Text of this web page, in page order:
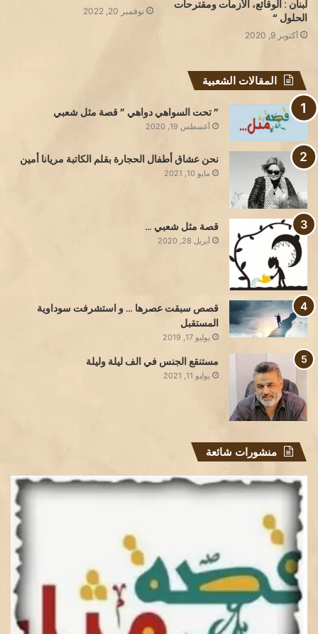
لبنان : الوقائع، الأزمات ومقترحات
الحلول “
أكتوبر 9, 2020
نوفمبر 20, 2022
المقالات الشعبية
” تحت السواهي دواهي ” قصة مثل شعبي
أغسطس 19, 2020
نحن عشاق أطفال الحجارة بقلم الكاتبة مريانا أمين
مايو 10, 2021
قصة مثل شعبي …
أبريل 28, 2020
قصص سبقت عصرها … و استشرفت سوداوية
المستقبل
يوليو 17, 2019
مستنقع الجنس في الف ليلة وليلة
يوليو 11, 2021
منشورات شائعة